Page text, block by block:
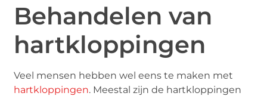
Behandelen van
hartkloppingen
Veel mensen hebben wel eens te maken met
hartkloppingen. Meestal zijn de hartkloppingen